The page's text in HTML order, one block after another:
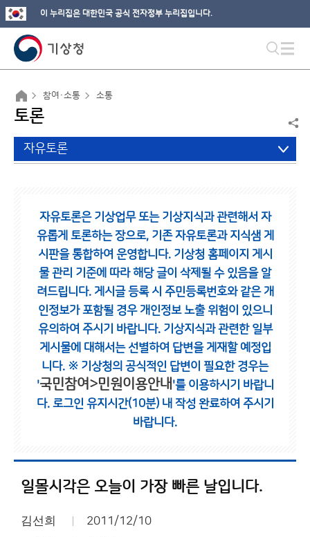
이 누리집은 대한민국 공식 전자정부 누리집입니다.
참여·소통 소통
토론
자유토론
자유토론은 기상업무 또는 기상지식과 관련해서 자
유롭게 토론하는 장으로, 기존 자유토론과 지식샘 게
시판을 통합하여 운영합니다. 기상청 홈페이지 게시
물 관리 기준에 따라 해당 글이 삭제될 수 있음을 알
려드립니다. 게시글 등록 시 주민등록번호와 같은 개
인정보가 포함될 경우 개인정보 노출 위험이 있으니
유의하여 주시기 바랍니다. 기상지식과 관련한 일부
게시물에 대해서는 선별하여 답변을 게재할 예정입
니다. ※ 기상청의 공식적인 답변이 필요한 경우는
'국민참여>민원이용안내 '를 이용하시기 바랍니
다. 로그인 유지시간(10분) 내 작성 완료하여 주시기
바랍니다.
일몰시각은 오늘이 가장 빠른 날입니다.
김선희 2011/12/10